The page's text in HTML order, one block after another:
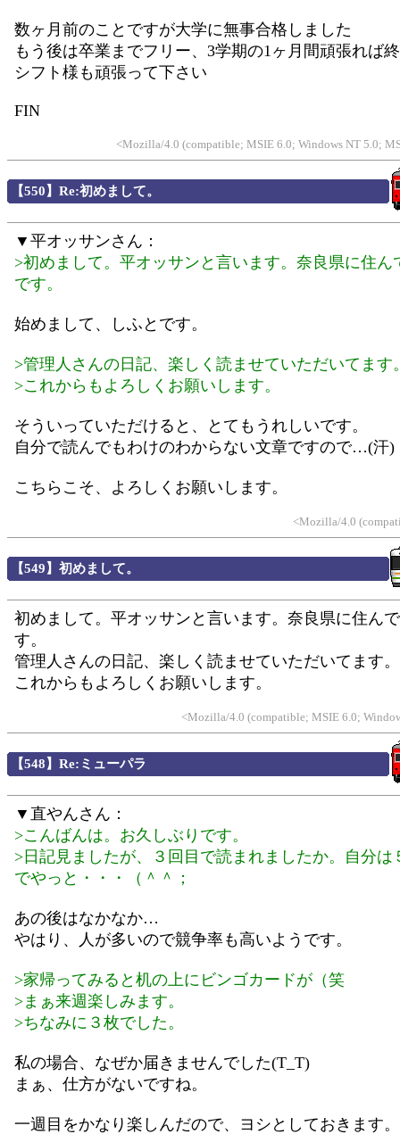
数ヶ月前のことですが大学に無事合格しました
もう後は卒業までフリー、3学期の1ヶ月間頑張れば
シフト様も頑張って下さい
FIN
<Mozilla/4.0 (compatible; MSIE 6.0; Windows NT 5.0;
【550】Re:初めまして。
▼平オッサンさん：
>初めまして。平オッサンと言います。奈良県に住ん
です。
始めまして、しふとです。
>管理人さんの日記、楽しく読ませていただいてます
>これからもよろしくお願いします。
そういっていただけると、とてもうれしいです。
自分で読んでもわけのわからない文章ですので…(汗)
こちらこそ、よろしくお願いします。
<Mozilla/4.0
【549】初めまして。
初めまして。平オッサンと言います。奈良県に住ん
す。
管理人さんの日記、楽しく読ませていただいてます。
これからもよろしくお願いします。
<Mozilla/4.0 (compatible; MSIE 6.0;
【548】Re:ミューパラ
▼直やんさん：
>こんばんは。お久しぶりです。
>日記見ましたが、３回目で読まれましたか。自分は
でやっと・・・（＾＾；
あの後はなかなか…
やはり、人が多いので競争率も高いようです。
>家帰ってみると机の上にビンゴカードが（笑
>まぁ来週楽しみます。
>ちなみに３枚でした。
私の場合、なぜか届きませんでした(T_T)
まぁ、仕方がないですね。
一週目をかなり楽しんだので、ヨシとしておきます。